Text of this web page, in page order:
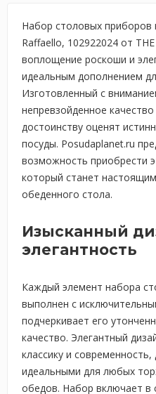
Набор столовых приборов
Raffaello, 102922024 от
воплощение роскоши и
идеальным дополнением
Изготовленный с
непревзойденное
достоинству оценят
посуды. Posudaplanet.ru
возможность приобрести
который станет
обеденного стола.
Изысканный
элегантность
Каждый элемент набора
выполнен с
подчеркивает его
качество. Элегантный
классику и
идеальными для любых
обедов. Набор включает в